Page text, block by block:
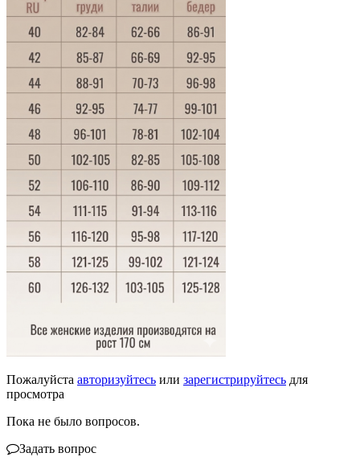
Пожалуйста авторизуйтесь или зарегистрируйтесь для
просмотра
Пока не было вопросов.
Задать вопрос